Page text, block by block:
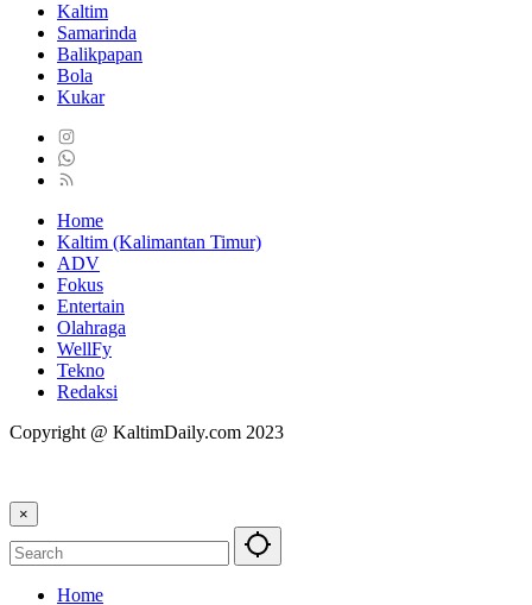
Kaltim
Samarinda
Balikpapan
Bola
Kukar
Home
Kaltim (Kalimantan Timur)
ADV
Fokus
Entertain
Olahraga
WellFy
Tekno
Redaksi
Copyright @ KaltimDaily.com 2023
×
Home